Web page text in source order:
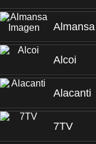
Alcoi
Alacanti
7TV